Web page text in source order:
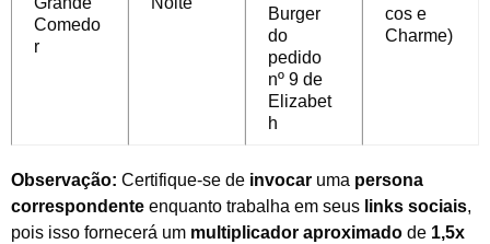
Comedo
r
Burger
do
pedido
nº 9 de
Elizabet
h
cos e
Charme)
Observação: Certifique-se de invocar uma persona
correspondente enquanto trabalha em seus links sociais,
pois isso fornecerá um multiplicador aproximado de 1,5x